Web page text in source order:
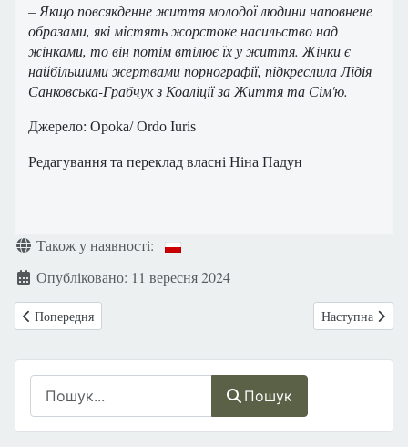
Пошук
– Якщо повсякденне життя молодої людини наповнене
образами, які містять жорстоке насильство над
жінками, то він потім втілює їх у життя. Жінки є
найбільшими жертвами порнографії, підкреслила Лідія
Санковська-Грабчук з Коаліції за Життя та Сім'ю.
Джерело: Opoka/ Ordo Iuris
Редагування та переклад власні Ніна Падун
ДеталіТакож у наявності:
Опубліковано: 11 вересня 2024
Попередня стаття: Шанси на канонізацію благословеннрї родини
Попередня Наступна
Наступна